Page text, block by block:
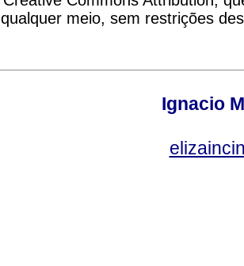
qualquer meio, sem restrições
Ignacio